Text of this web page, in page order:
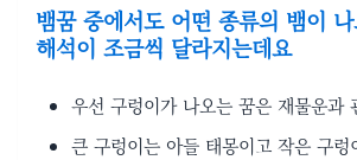
뱀꿈 중에서도 어떤 종류의 뱀이
해석이 조금씩 달라지는데요
우선 구렁이가 나오는 꿈은 재물운과
큰 구렁이는 아들 태몽이고 작은 구렁